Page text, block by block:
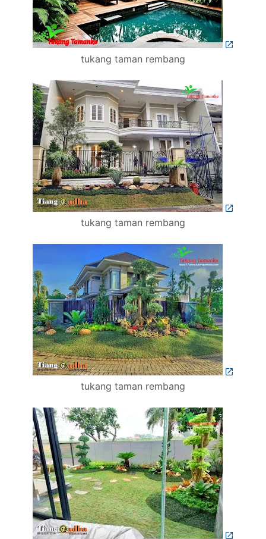
tukang taman rembang
tukang taman rembang
tukang taman rembang